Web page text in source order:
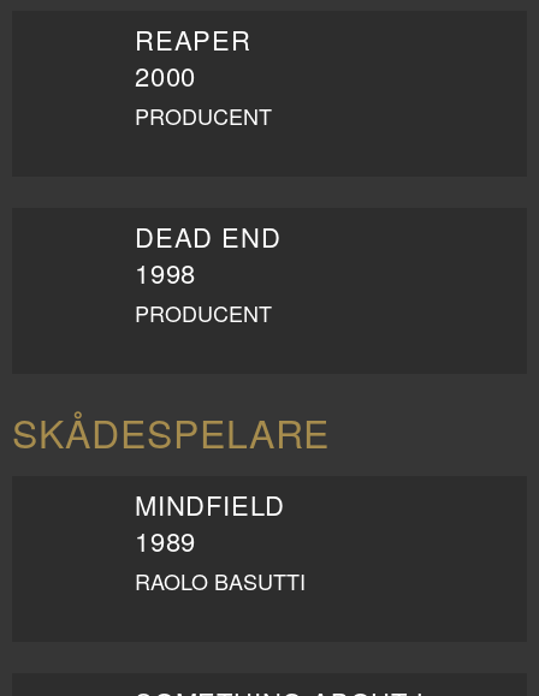
REAPER
2000
PRODUCENT
DEAD END
1998
PRODUCENT
SKÅDESPELARE
MINDFIELD
1989
RAOLO BASUTTI